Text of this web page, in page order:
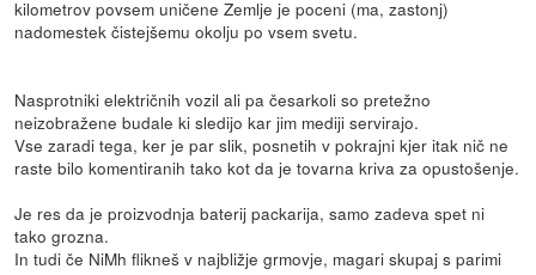
kilometrov povsem uničene Zemlje je poceni (ma, zastonj)
nadomestek čistejšemu okolju po vsem svetu.
Nasprotniki električnih vozil ali pa česarkoli so pretežno
neizobražene budale ki sledijo kar jim mediji servirajo.
Vse zaradi tega, ker je par slik, posnetih v pokrajni kjer itak nič ne
raste bilo komentiranih tako kot da je tovarna kriva za opustošenje.
Je res da je proizvodnja baterij packarija, samo zadeva spet ni
tako grozna.
In tudi če NiMh flikneš v najbližje grmovje, magari skupaj s parimi